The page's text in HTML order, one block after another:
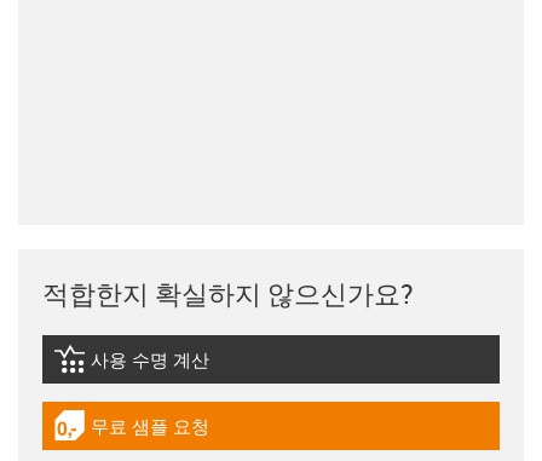
적합한지 확실하지 않으신가요?
igus-icon-lebensdauerrechner
사용 수명 계산
igus-icon-gratismuster
무료 샘플 요청